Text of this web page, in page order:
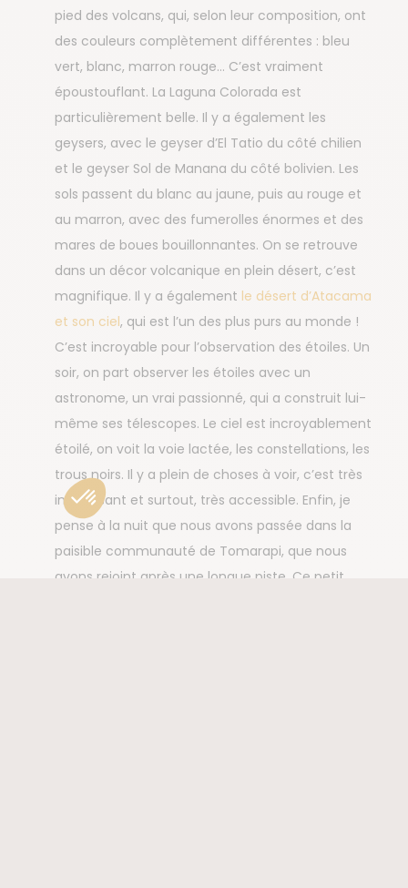
pied des volcans, qui, selon leur composition, ont
des couleurs complètement différentes : bleu
vert, blanc, marron rouge… C’est vraiment
époustouflant. La Laguna Colorada est
particulièrement belle. Il y a également les
geysers, avec le geyser d’El Tatio du côté chilien
et le geyser Sol de Manana du côté bolivien. Les
sols passent du blanc au jaune, puis au rouge et
au marron, avec des fumerolles énormes et des
mares de boues bouillonnantes. On se retrouve
dans un décor volcanique en plein désert, c’est
magnifique. Il y a également le désert d’Atacama
et son ciel, qui est l’un des plus purs au monde !
C’est incroyable pour l’observation des étoiles. Un
soir, on part observer les étoiles avec un
astronome, un vrai passionné, qui a construit lui-
même ses télescopes. Le ciel est incroyablement
étoilé, on voit la voie lactée, les constellations, les
trous noirs. Il y a plein de choses à voir, c’est très
intéressant et surtout, très accessible. Enfin, je
pense à la nuit que nous avons passée dans la
paisible communauté de Tomarapi, que nous
avons rejoint après une longue piste. Ce petit